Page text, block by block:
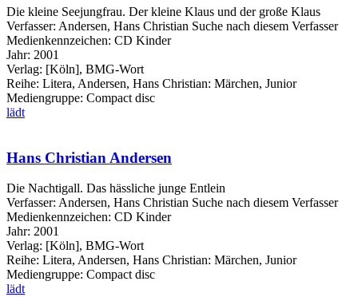
Die kleine Seejungfrau. Der kleine Klaus und der große Klaus
Verfasser: Andersen, Hans Christian Suche nach diesem Verfasser
Medienkennzeichen: CD Kinder
Jahr: 2001
Verlag: [Köln], BMG-Wort
Reihe: Litera, Andersen, Hans Christian: Märchen, Junior
Mediengruppe: Compact disc
lädt
Hans Christian Andersen
Die Nachtigall. Das hässliche junge Entlein
Verfasser: Andersen, Hans Christian Suche nach diesem Verfasser
Medienkennzeichen: CD Kinder
Jahr: 2001
Verlag: [Köln], BMG-Wort
Reihe: Litera, Andersen, Hans Christian: Märchen, Junior
Mediengruppe: Compact disc
lädt